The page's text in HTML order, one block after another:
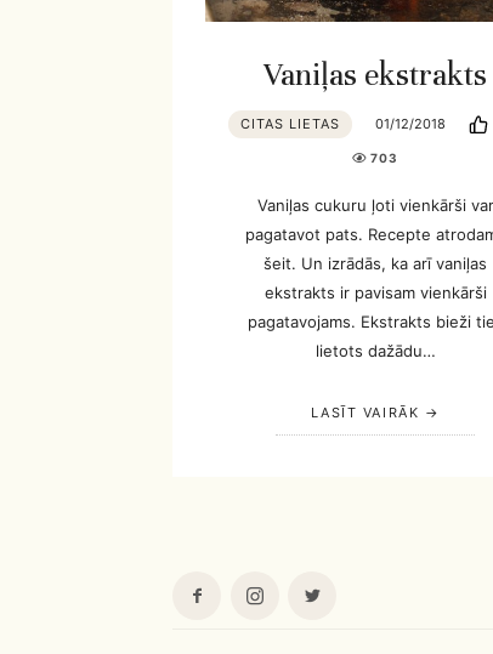
Vaniļas ekstrakts
CITAS LIETAS 01/12/2018
703
Vaniļas cukuru ļoti vienkārši var
pagatavot pats. Recepte
šeit. Un izrādās, ka arī vaniļas
ekstrakts ir pavisam vienkārši
pagatavojams. Ekstrakts bieži
lietots dažādu…
LASĪT VAIRĀK